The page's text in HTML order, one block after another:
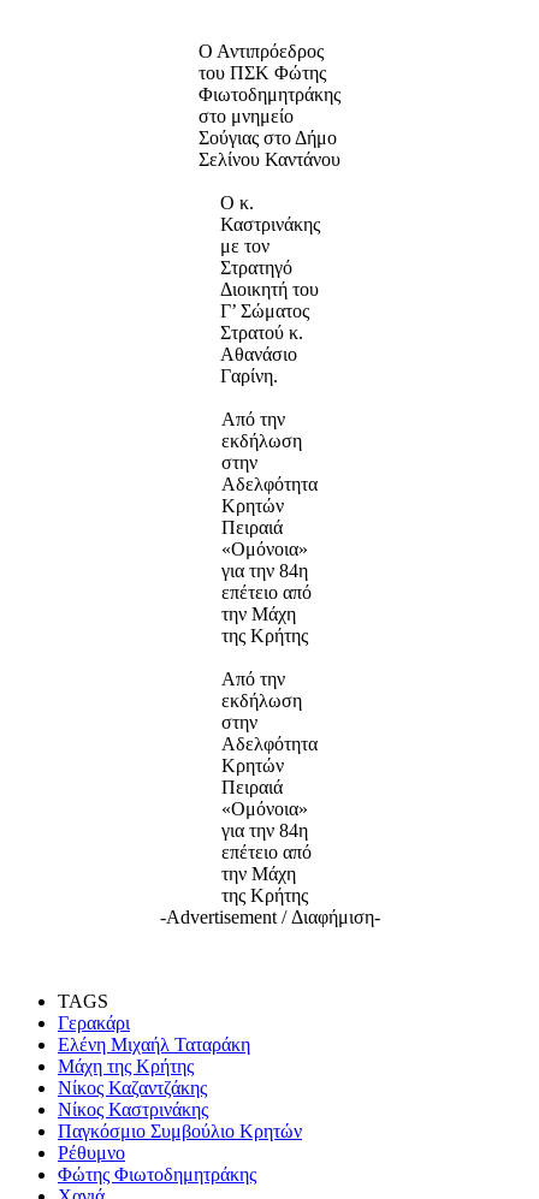
Ο Αντιπρόεδρος
του ΠΣΚ Φώτης
Φιωτοδημητράκης
στο μνημείο
Σούγιας στο Δήμο
Σελίνου Καντάνου
Ο κ.
Καστρινάκης
με τον
Στρατηγό
Διοικητή του
Γ’ Σώματος
Στρατού κ.
Αθανάσιο
Γαρίνη.
Από την
εκδήλωση
στην
Αδελφότητα
Κρητών
Πειραιά
«Ομόνοια»
για την 84η
επέτειο από
την Μάχη
της Κρήτης
Από την
εκδήλωση
στην
Αδελφότητα
Κρητών
Πειραιά
«Ομόνοια»
για την 84η
επέτειο από
την Μάχη
της Κρήτης
-Advertisement / Διαφήμιση-
TAGS
Γερακάρι
Ελένη Μιχαήλ Ταταράκη
Μάχη της Κρήτης
Νίκος Καζαντζάκης
Νίκος Καστρινάκης
Παγκόσμιο Συμβούλιο Κρητών
Ρέθυμνο
Φώτης Φιωτοδημητράκης